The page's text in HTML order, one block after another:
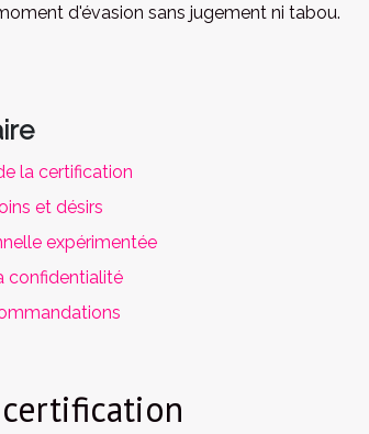
la certification
et désirs
expérimentée
confidentialité
d'évasion sans jugement ni tabou.